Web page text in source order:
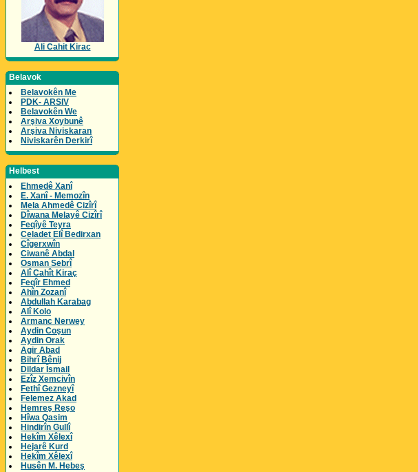
Ali Cahit Kirac
Belavok
Belavokên Me
PDK- ARSIV
Belavokên We
Arşiva Xoybunê
Arşiva Niviskaran
Niviskarên Derkirî
Helbest
Ehmedê Xanî
E. Xanî - Memozîn
Mela Ahmedê Cizîrî
Dîwana Melayê Cizîrî
Feqîyê Teyra
Celadet Elî Bedirxan
Cîgerxwîn
Ciwanê Abdal
Osman Sebrî
Alî Cahît Kiraç
Feqîr Ehmed
Ahîn Zozanî
Abdullah Karabag
Alî Kolo
Armanc Nerwey
Aydin Coşun
Aydin Orak
Agir Abad
Bihrî Bênij
Dildar Îsmail
Ezîz Xemcivîn
Fethî Gezneyî
Felemez Akad
Hemreş Reşo
Hîwa Qasim
Hindirîn Gullî
Hekîm Xêlexî
Hejarê Kurd
Hekîm Xêlexî
Husên M. Hebeş